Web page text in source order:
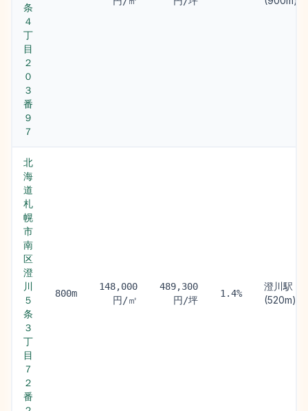
条
４
丁
目
２
０
３
番
９
７
北
海
道
札
幌
市
南
区
澄
川
５
条
３
丁
目
７
２
番
800m
148,000
円/㎡
489,300
円/坪
1.4%
澄川駅
(520m)